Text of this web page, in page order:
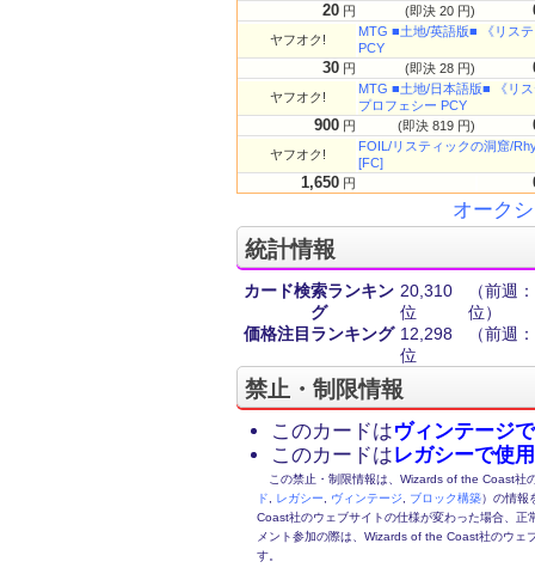
20 円 (即決 20 円)
ヤフオク!
MTG ■土地/英語版■ 《リス
PCY
30 円 (即決 28 円)
ヤフオク!
MTG ■土地/日本語版■ 《リ
プロフェシー PCY
900 円 (即決 819 円)
ヤフオク!
FOIL/リスティックの洞窟/
[FC]
1,650 円
オーク
統計情報
カード検索ランキン
グ
20,310
位
（前週
位）
価格注目ランキング 12,298
位
（前週
禁止・制限情報
このカードはヴィンテージ
このカードはレガシーで使
この禁止・制限情報は、Wizards of the Coast社
ド
レガシー ヴィンテージ ブロック構築）の情報
Coast社のウェブサイトの仕様が変わった場合、
メント参加の際は、Wizards of the Coast社のウェ
す。